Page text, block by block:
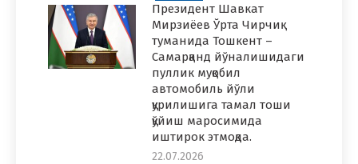
Президент Шавкат
Мирзиёев Ўрта Чирчиқ
туманида Тошкент –
Самарқанд йўналишидаги
пуллик муқобил
автомобиль йўли
қурилишига тамал тоши
қўйиш маросимида
иштирок этмоқда.
22.07.2026